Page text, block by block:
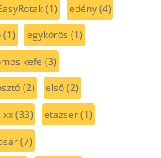
(1) edény(4)
(1) egykörös (1)
kefe (3)
(2) első(2)
(33) etazser(1)
(7)